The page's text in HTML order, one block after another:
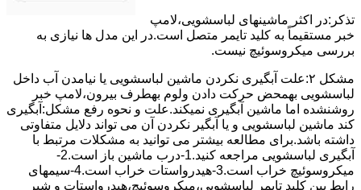
ﺗﺬﮐﺮ:در اﮐﺜﺮ ماشینهای لباسشویی،ﻻﻣﭗ
ﺧﺒﺮ مستقیماً ﺑﻪ ﮐﻠﯿﺪ ﺗﺎﯾﻤﺮ ﻣﺘﺼﻞ اﺳﺖ.در اﯾﻦ مدل ها ﻧﯿﺎزی ﺑﻪ
بررسی ﻣﯿﮑﺮوﺳﻮﺋﯿﭻ نیست.
مشکل ۲:علت آبگیری نکردن ماشین لباسشویی یا نیامدن آب داخل
لباسشویی بهمحض ﺣﺮﮐﺖ دادن وﻟﻮم بهطرف ﺑﯿﺮون،ﻻﻣﭗ ﺧﺒﺮ
روشنشده اﻣﺎ ﻣﺎﺷﯿﻦ آﺑﮕﯿﺮی نمیکند.ﻋﻠﺖ و نحوه رﻓﻊ مشکل:آبگیری
کند ماشین لباسشویی و یا آبگیر نکردن آن می تواند دلایل متفاوتی
داشته باشد.برای مطالعه بیشتر می توانید به مشکلات مرتبط با
آبگیری لباسشویی مراجعه کنید.1-درب ﻣﺎﺷﯿﻦ ﺑﺎز اﺳﺖ.2-
ﻣﯿﮑﺮوﺳﻮﺋﯿﭻ ﺧﺮاب اﺳﺖ.3-ﻫﯿﺪرواﺳﺘﺎت ﺧﺮاب اﺳﺖ.4-سیمهای
راﺑﻂ ﺑﯿﻦ ﮐﻠﯿﺪ ﺗﺎﯾﻤﺮ لباسشویی،ﻣﯿﮑﺮوﺳﻮﺋﯿﭻ،ﻫﯿﺪرواﺳﺘﺎت و ﺷﯿﺮ